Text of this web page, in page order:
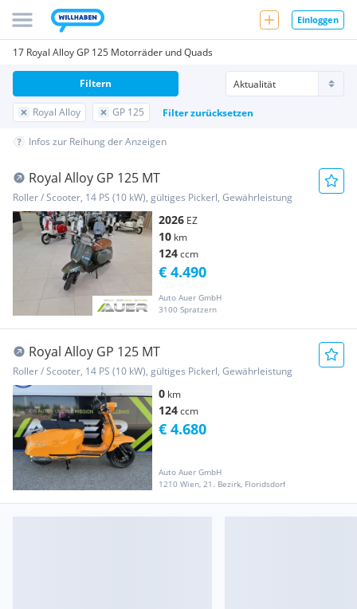
Einloggen
17 Royal Alloy GP 125 Motorräder und Quads
Royal Alloy GP 125 Filter zurücksetzen
Filtern
Infos zur Reihung der Anzeigen
Royal Alloy GP 125 MT
Roller / Scooter, 14 PS (10 kW), gültiges Pickerl, Gewährleistung
2026 EZ
10 km
124ccm
Auto Auer GmbH
3100 Spratzern
€ 4.490
Royal Alloy GP 125 MT
Roller / Scooter, 14 PS (10 kW), gültiges Pickerl, Gewährleistung
0 km
124ccm
Auto Auer GmbH
1210 Wien, 21. Bezirk, Floridsdorf
€ 4.680